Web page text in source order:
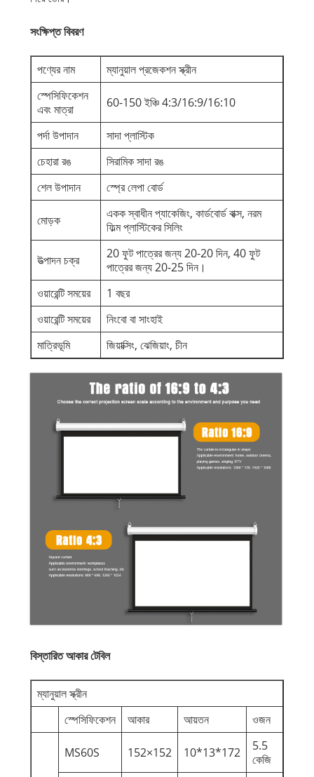
সংক্ষিপ্ত বিবরণ
পণ্যের নাম
ম্যানুয়াল প্রজেকশন স্ক্রীন
স্পেসিফিকেশন
এবং মাত্রা
60-150 ইঞ্চি 4:3/16:9/16:10
পর্দা উপাদান
সাদা প্লাস্টিক
চেহারা রঙ
সিরামিক সাদা রঙ
শেল উপাদান
স্প্রে লেপা বোর্ড
মোড়ক
একক স্বাধীন প্যাকেজিং, কার্ডবোর্ড বাক্স, নরম
ফিল্ম প্লাস্টিকের সিলিং
উত্পাদন চক্র
20 ফুট পাত্রের জন্য 20-20 দিন, 40 ফুট
পাত্রের জন্য 20-25 দিন।
ওয়ারেন্টি সময়ের
1 বছর
ওয়ারেন্টি সময়ের
নিংবো বা সাংহাই
মাত্রিভূমি
জিয়াক্সিং, ঝেজিয়াং, চীন
বিস্তারিত আকার টেবিল
ম্যানুয়াল স্ক্রীন
স্পেসিফিকেশন
আকার আয়তন ওজন
MS60S 152×152 10*13*172
5.5
কেজি